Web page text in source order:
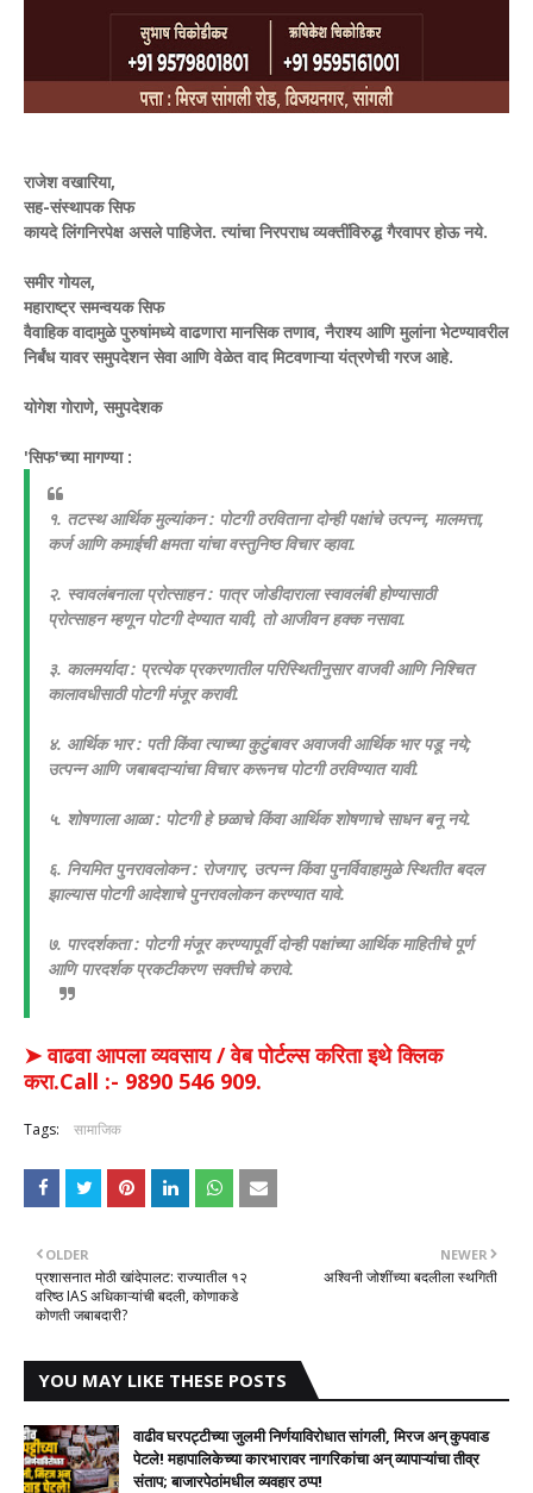
राजेश वखारिया,
सह-संस्थापक सिफ
कायदे लिंगनिरपेक्ष असले पाहिजेत. त्यांचा निरपराध व्यक्तींविरुद्ध गैरवापर होऊ नये.
समीर गोयल,
महाराष्ट्र समन्वयक सिफ
वैवाहिक वादामुळे पुरुषांमध्ये वाढणारा मानसिक तणाव, नैराश्य आणि मुलांना भेटण्यावरील
निर्बंध यावर समुपदेशन सेवा आणि वेळेत वाद मिटवणाऱ्या यंत्रणेची गरज आहे.
योगेश गोराणे, समुपदेशक
'सिफ'च्या मागण्या :
१. तटस्थ आर्थिक मुल्यांकन : पोटगी ठरविताना दोन्ही पक्षांचे उत्पन्न, मालमत्ता,
कर्ज आणि कमाईची क्षमता यांचा वस्तुनिष्ठ विचार व्हावा.
२. स्वावलंबनाला प्रोत्साहन : पात्र जोडीदाराला स्वावलंबी होण्यासाठी
प्रोत्साहन म्हणून पोटगी देण्यात यावी, तो आजीवन हक्क नसावा.
३. कालमर्यादा : प्रत्येक प्रकरणातील परिस्थितीनुसार वाजवी आणि निश्चित
कालावधीसाठी पोटगी मंजूर करावी.
४. आर्थिक भार : पती किंवा त्याच्या कुटुंबावर अवाजवी आर्थिक भार पडू नये;
उत्पन्न आणि जबाबदाऱ्यांचा विचार करूनच पोटगी ठरविण्यात यावी.
५. शोषणाला आळा : पोटगी हे छळाचे किंवा आर्थिक शोषणाचे साधन बनू नये.
६. नियमित पुनरावलोकन : रोजगार, उत्पन्न किंवा पुनर्विवाहामुळे स्थितीत बदल
झाल्यास पोटगी आदेशाचे पुनरावलोकन करण्यात यावे.
७. पारदर्शकता : पोटगी मंजूर करण्यापूर्वी दोन्ही पक्षांच्या आर्थिक माहितीचे पूर्ण
आणि पारदर्शक प्रकटीकरण सक्तीचे करावे.
➤ वाढवा आपला व्यवसाय / वेब पोर्टल्स करिता इथे क्लिक
करा.Call :- 9890 546 909.
Tags: सामाजिक
NEWER
अश्विनी जोशींच्या बदलीला स्थगिती
OLDER
प्रशासनात मोठी खांदेपालट: राज्यातील १२
वरिष्ठ IAS अधिकाऱ्यांची बदली, कोणाकडे
कोणती जबाबदारी?
YOU MAY LIKE THESE POSTS
वाढीव घरपट्टीच्या जुलमी निर्णयाविरोधात सांगली, मिरज अन् कुपवाड
पेटले! महापालिकेच्या कारभारावर नागरिकांचा अन् व्यापाऱ्यांचा तीव्र
संताप; बाजारपेठांमधील व्यवहार ठप्प!​